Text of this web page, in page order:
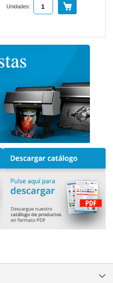
Unidades: